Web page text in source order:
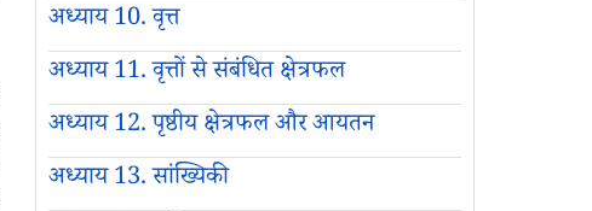
अध्याय 10. वृत्त
अध्याय 11. वृत्तों से संबंधित क्षेत्रफल
अध्याय 12. पृष्ठीय क्षेत्रफल और आयतन
अध्याय 13. सांख्यिकी